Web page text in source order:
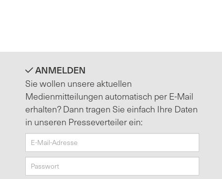
ANMELDEN
Sie wollen unsere aktuellen
Medienmitteilungen automatisch per E-Mail
erhalten? Dann tragen Sie einfach Ihre Daten
in unseren Presseverteiler ein: